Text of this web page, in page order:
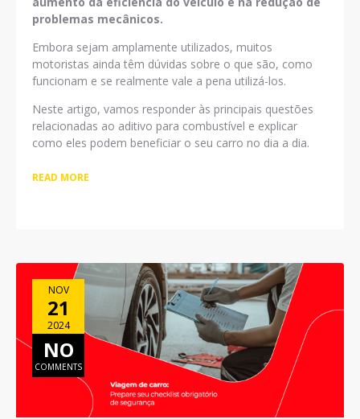
problemas mecânicos.
Embora sejam amplamente utilizados, muitos
motoristas ainda têm dúvidas sobre o que são, como
funcionam e se realmente vale a pena utilizá-los.
Neste artigo, vamos responder às principais questões
relacionadas ao aditivo para combustível e explicar
como eles podem beneficiar o seu carro no dia a dia.
READ MORE
NOV
21
2024
NO
COMMENTS